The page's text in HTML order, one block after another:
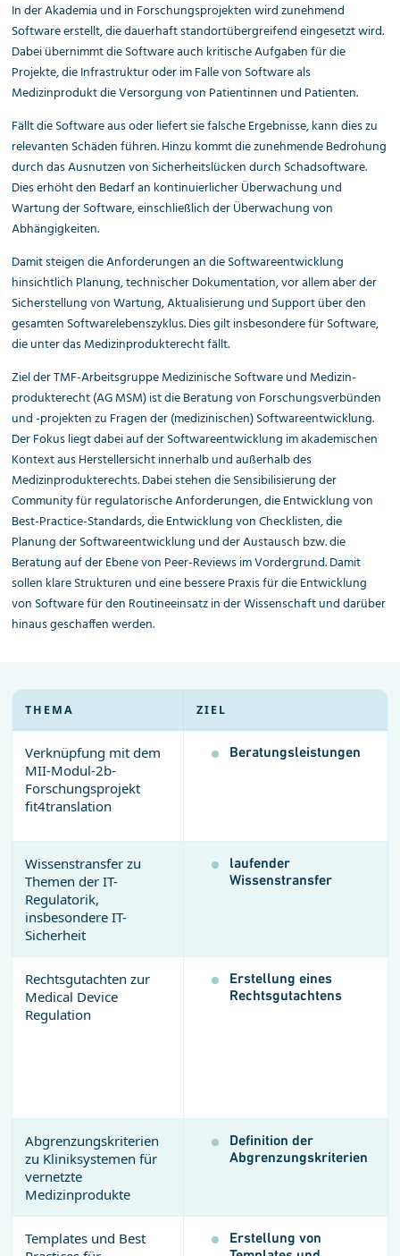
In der Akademia und in Forschungsprojekten wird zunehmend
Software erstellt, die dauerhaft standortübergreifend eingesetzt wird.
Dabei übernimmt die Software auch kritische Aufgaben für die
Projekte, die Infrastruktur oder im Falle von Software als
Medizinprodukt die Versorgung von Patientinnen und Patienten.
Fällt die Software aus oder liefert sie falsche Ergebnisse, kann dies zu
relevanten Schäden führen. Hinzu kommt die zunehmende Bedrohung
durch das Ausnutzen von Sicherheitslücken durch Schadsoftware.
Dies erhöht den Bedarf an kontinuierlicher Überwachung und
Wartung der Software, einschließlich der Überwachung von
Abhängigkeiten.
Damit steigen die Anforderungen an die Softwareentwicklung
hinsichtlich Planung, technischer Dokumentation, vor allem aber der
Sicherstellung von Wartung, Aktualisierung und Support über den
gesamten Softwarelebenszyklus. Dies gilt insbesondere für Software,
die unter das Medizinprodukterecht fällt.
Ziel der TMF-Arbeitsgruppe Medizinische Software und Medizin­
produkte­recht (AG MSM) ist die Beratung von Forschungsverbünden
und -projekten zu Fragen der (medizinischen) Softwareentwicklung.
Der Fokus liegt dabei auf der Softwareentwicklung im akademischen
Kontext aus Herstellersicht innerhalb und außerhalb des
Medizinprodukterechts. Dabei stehen die Sensibilisierung der
Community für regulatorische Anforderungen, die Entwicklung von
Best-Practice-Standards, die Entwicklung von Checklisten, die
Planung der Softwareentwicklung und der Austausch bzw. die
Beratung auf der Ebene von Peer-Reviews im Vordergrund. Damit
sollen klare Strukturen und eine bessere Praxis für die Entwicklung
von Software für den Routineeinsatz in der Wissenschaft und darüber
hinaus geschaffen werden.
THEMA ZIEL
Verknüpfung mit dem
MII-Modul-2b-
Forschungsprojekt
fit4translation
Beratungsleistungen
Wissenstransfer zu
Themen der IT-
Regulatorik,
insbesondere IT-
Sicherheit
laufender
Wissenstransfer
Rechtsgutachten zur
Medical Device
Regulation
Erstellung eines
Rechtsgutachtens
Abgrenzungskriterien
zu Kliniksystemen für
vernetzte
Medizinprodukte
Definition der
Abgrenzungskriterien
Templates und Best
Erstellung von